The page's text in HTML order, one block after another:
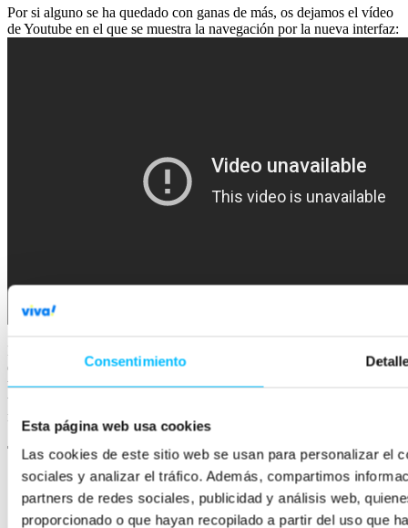
Consentimiento
Esta página web usa cookies
Las cookies de este sitio web se usan para personalizar el
sociales y analizar el tráfico. Además, compartimos
partners de redes sociales, publicidad y análisis web,
proporcionado o que hayan recopilado a partir del uso que
Por si alguno se ha quedado con ganas de más, os dejamos el vídeo
de Youtube en el que se muestra la navegación por la nueva interfaz:
Esperamos haberos servido de guía para adentraros en esta nueva
experiencia de la herramienta, y por supuesto os aconsejamos ir
trabajando poco a poco en ella ya que tarde o temprano, todos
tendremos que migrar a esta nueva interfaz, y ¡es mucho mejor que
nos pille con los deberes hechos!
Tabla de contenidos
Tutorial de la Nueva Interfaz de Adwords